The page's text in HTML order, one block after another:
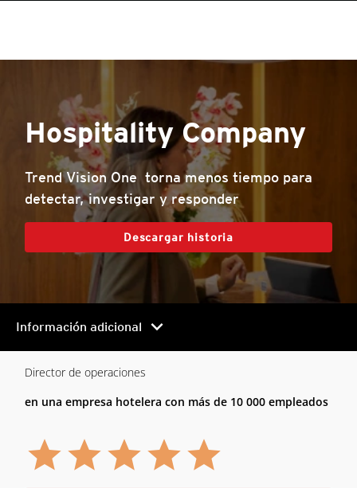
Hospitality Company
Trend Vision One torna menos tiempo para
detectar, investigar y responder
Descargar historia
Información adicional chevron_right
Director de operaciones
en una empresa hotelera con más de 10 000 empleados
Products